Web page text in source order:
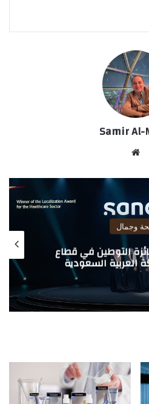
Samir
الوي
صحة وجمال
تنطلق في رحلة توسّع
مع “ألتا – الشايع”